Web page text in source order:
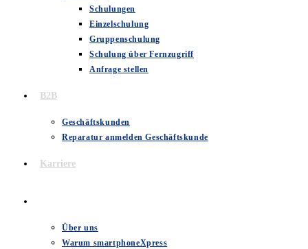
Schulungen
Einzelschulung
Gruppenschulung
Schulung über Fernzugriff
Anfrage stellen
B2B
Geschäftskunden
Reparatur anmelden Geschäftskunde
Karriere
Über uns
Warum smartphoneXpress